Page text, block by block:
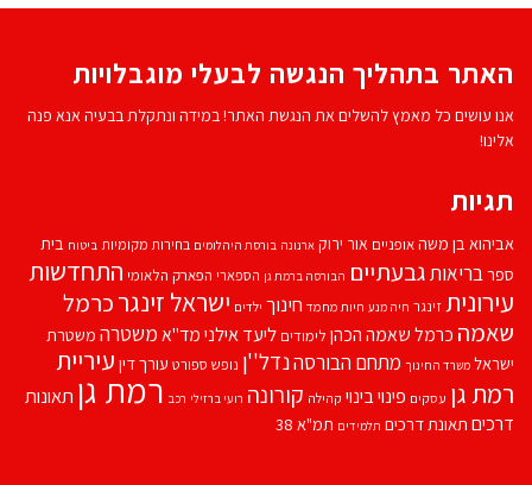
האתר בתהליך הנגשה לבעלי מוגבלויות
אנו עושים כל מאמץ להשלים את הנגשת האתר! במידה ונתקלת בבעיה אנא פנה
אלינו!
תגיות
אביהוא בן משהאופניים אור ירוק ארנונה בורסת היהלומים בחירות מקומיות ביטוח בית
ספרבריאותגבעתיים הבורסה ברמת גן הספארי הפארק הלאומי התחדשות
עירוניתזינגר חיה מנע חיות מחמד חינוך ילדים ישראל זינגרכרמל
שאמה כרמל שאמה הכהן לימודים ליעד אילנימד''אמשטרה משטרת
ישראל משרד החינוך מתחם הבורסהנדל''ן נופש ספורט עורך דין עיריית
רמת גן עסקים פינוי בינוי קהילה קורונה רועי ברזילי רכב רמת גן תאונות
דרכים תאונת דרכים תלמידים תמ"א 38